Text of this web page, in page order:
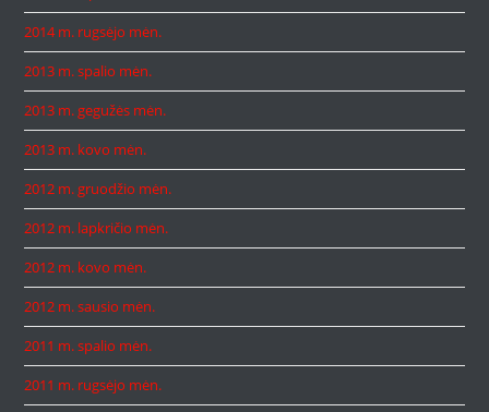
2014 m. rugsėjo mėn.
2013 m. spalio mėn.
2013 m. gegužės mėn.
2013 m. kovo mėn.
2012 m. gruodžio mėn.
2012 m. lapkričio mėn.
2012 m. kovo mėn.
2012 m. sausio mėn.
2011 m. spalio mėn.
2011 m. rugsėjo mėn.